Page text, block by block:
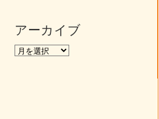
アーカイブ